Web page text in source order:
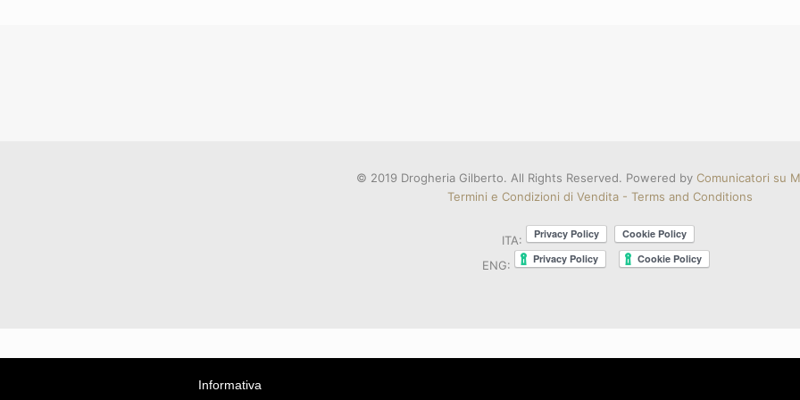
© 2019 Drogheria Gilberto. All Rights Reserved. Powered by Comunicatori su
Termini e Condizioni di Vendita - Terms and Conditions
ITA:
ENG:
Informativa